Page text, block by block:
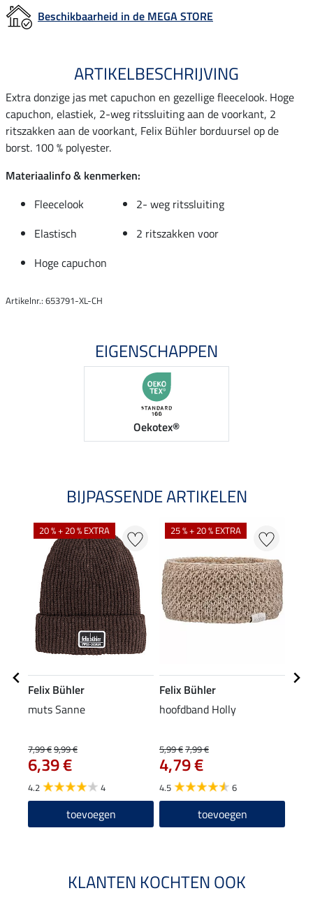
Beschikbaarheid in de MEGA STORE
ARTIKELBESCHRIJVING
Extra donzige jas met capuchon en gezellige fleecelook. Hoge
capuchon, elastiek, 2-weg ritssluiting aan de voorkant, 2
ritszakken aan de voorkant, Felix Bühler borduursel op de
borst. 100 % polyester.
Materiaalinfo & kenmerken:
Fleecelook
2- weg ritssluiting
Elastisch
2 ritszakken voor
Hoge capuchon
Artikelnr.: 653791-XL-CH
EIGENSCHAPPEN
Oekotex®
BIJPASSENDE ARTIKELEN
20 % + 20 % EXTRA
Felix Bühler
muts Sanne
7,99 €9,99 €
6,39 €
4.2 4
toevoegen
25 % + 20 % EXTRA
Felix Bühler
hoofdband Holly
5,99 €7,99 €
4,79 €
4.5 6
toevoegen
KLANTEN KOCHTEN OOK